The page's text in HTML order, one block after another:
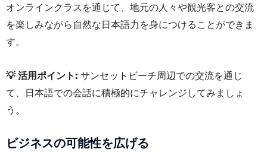
オンラインクラスを通じて、地元の人々や観光客との交流
を楽しみながら自然な日本語力を身につけることができま
す。
💡 活用ポイント: サンセットビーチ周辺での交流を通じ
て、日本語での会話に積極的にチャレンジしてみましょ
う。
ビジネスの可能性を広げる